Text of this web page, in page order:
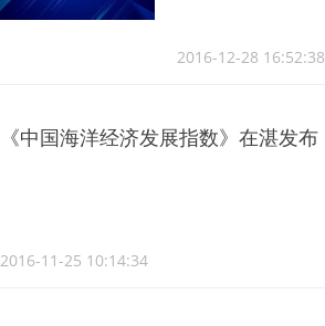
2016-12-28 16:52:38
《中国海洋经济发展指数》在湛发布
2016-11-25 10:14:34